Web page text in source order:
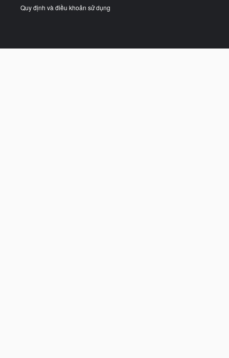
Quy định và điều khoản sử dụng